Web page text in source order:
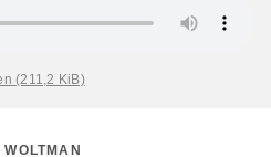
(211,2 KiB)